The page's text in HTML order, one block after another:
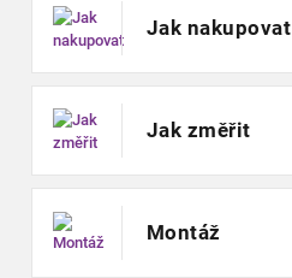
Jak nakupovat
Jak změřit
Montáž